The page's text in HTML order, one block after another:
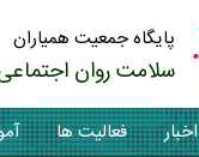
پایگاه جمعیت همیاران
سلامت روان
اخبار فعالیت ها